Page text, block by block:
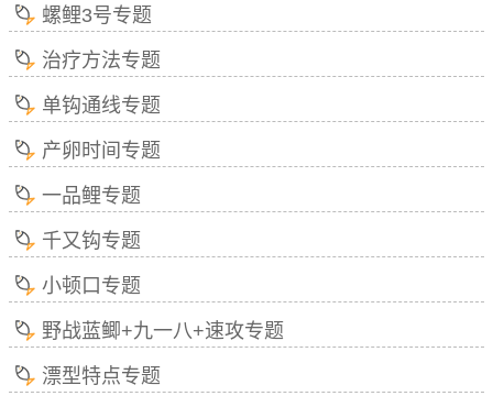
螺鲤3号专题
治疗方法专题
单钩通线专题
产卵时间专题
一品鲤专题
千又钩专题
小顿口专题
野战蓝鲫+九一八+速攻专题
漂型特点专题